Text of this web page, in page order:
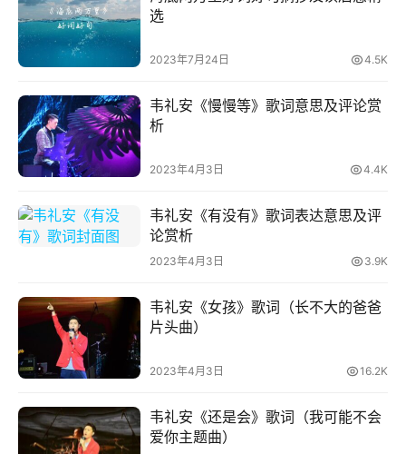
词
网
热
词
电
台
词
他
词
语
选
2023年7月24日 4.5K
韦礼安《慢慢等》歌词意思及评论赏
析
2023年4月3日 4.4K
韦礼安《有没有》歌词表达意思及评
论赏析
2023年4月3日 3.9K
韦礼安《女孩》歌词（长不大的爸爸
片头曲）
2023年4月3日 16.2K
韦礼安《还是会》歌词（我可能不会
爱你主题曲）